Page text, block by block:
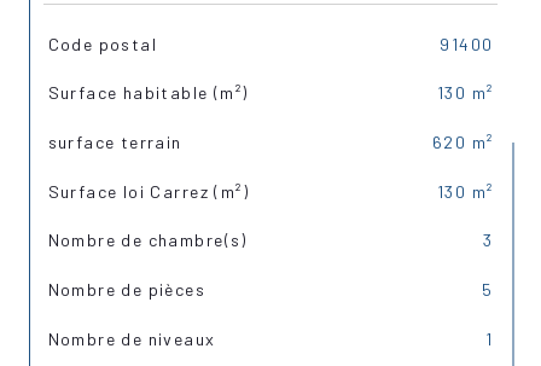
TRAD_SIROCCO_Caracteristique
Code postal 91400
Surface habitable (m²) 130 m²
surface terrain 620 m²
Surface loi Carrez (m²) 130 m²
Nombre de chambre(s) 3
Nombre de pièces 5
Nombre de niveaux 1